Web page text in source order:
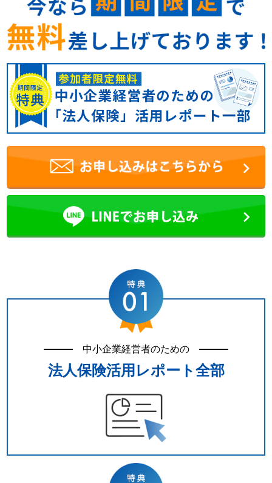
中小企業経営者のための
法人保険活用レポート全部